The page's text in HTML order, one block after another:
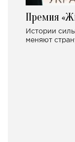
Премия
Истории
меняют